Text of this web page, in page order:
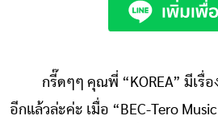
กรี๊ดๆๆ คุณพี่ “KOREA” มีเรื่อง
อีกแล้วล่ะค่ะ เมื่อ “BEC-Tero